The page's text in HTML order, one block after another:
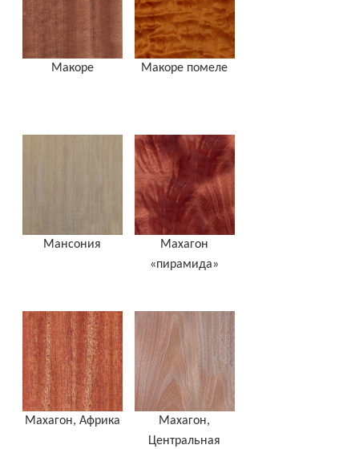
Макоре Макоре помеле
Мансония
Махагон
«пирамида»
Махагон, Африка
Махагон,
Центральная